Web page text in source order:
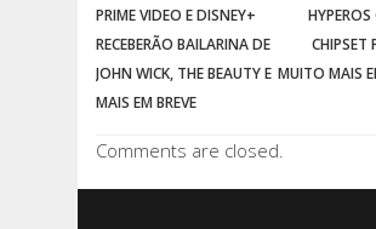
PRIME VIDEO E DISNEY+
RECEBERÃO BAILARINA DE
JOHN WICK, THE BEAUTY E
MAIS EM BREVE
CHIPSET
MUITO MAIS
Comments are closed.